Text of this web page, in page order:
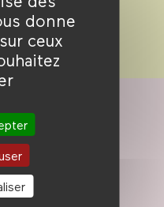
donne
ceux
nous